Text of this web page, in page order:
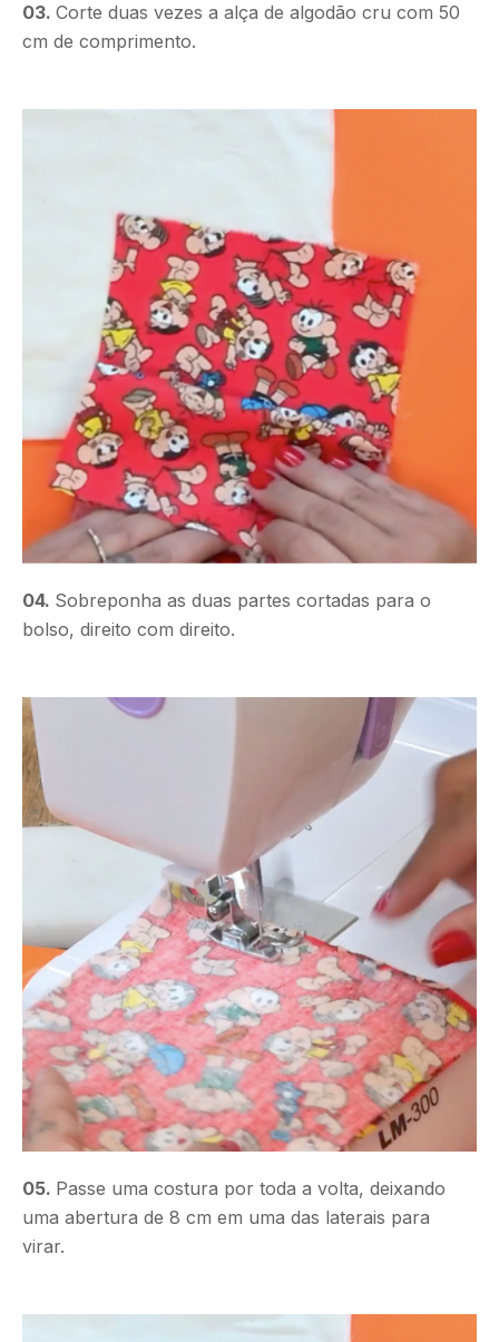
03. Corte duas vezes a alça de algodão cru com 50
cm de comprimento.
04. Sobreponha as duas partes cortadas para o
bolso, direito com direito.
05. Passe uma costura por toda a volta, deixando
uma abertura de 8 cm em uma das laterais para
virar.